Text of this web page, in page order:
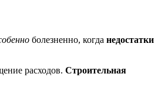
болезненно, когда недостатки
расходов. Строительная